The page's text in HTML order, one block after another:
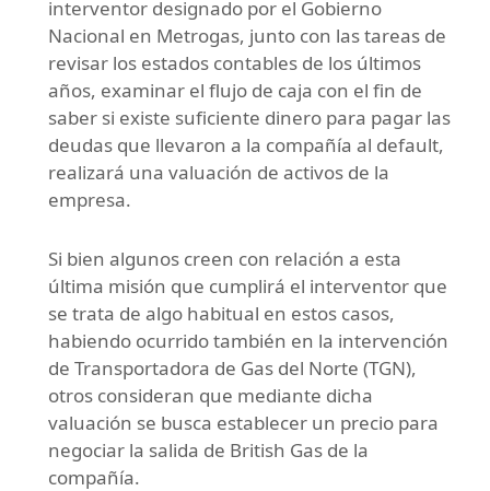
interventor designado por el Gobierno
Nacional en Metrogas, junto con las tareas de
revisar los estados contables de los últimos
años, examinar el flujo de caja con el fin de
saber si existe suficiente dinero para pagar las
deudas que llevaron a la compañía al default,
realizará una valuación de activos de la
empresa.
Si bien algunos creen con relación a esta
última misión que cumplirá el interventor que
se trata de algo habitual en estos casos,
habiendo ocurrido también en la intervención
de Transportadora de Gas del Norte (TGN),
otros consideran que mediante dicha
valuación se busca establecer un precio para
negociar la salida de British Gas de la
compañía.